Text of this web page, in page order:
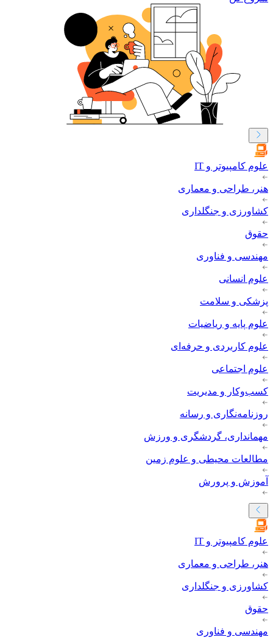
علوم کامپیوتر و IT
هنر، طراحی و معماری
کشاورزی و جنگلداری
حقوق
مهندسی و فناوری
علوم انسانی
پزشکی و سلامت
علوم پایه و ریاضیات
علوم کاربردی و حرفه‌ای
علوم اجتماعی
کسب‌وکار و مدیریت
روزنامه‌نگاری و رسانه
مهمانداری، گردشگری و ورزش
مطالعات محیطی و علوم زمین
آموزش و پرورش
علوم کامپیوتر و IT
هنر، طراحی و معماری
کشاورزی و جنگلداری
حقوق
مهندسی و فناوری